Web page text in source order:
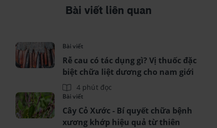
Bài viết liên quan
Bài viết
Rễ cau có tác dụng gì? Vị thuốc đặc
biệt chữa liệt dương cho nam giới
4 phút đọc
Bài viết
Cây Cỏ Xước - Bí quyết chữa bệnh
xương khớp hiệu quả từ thiên